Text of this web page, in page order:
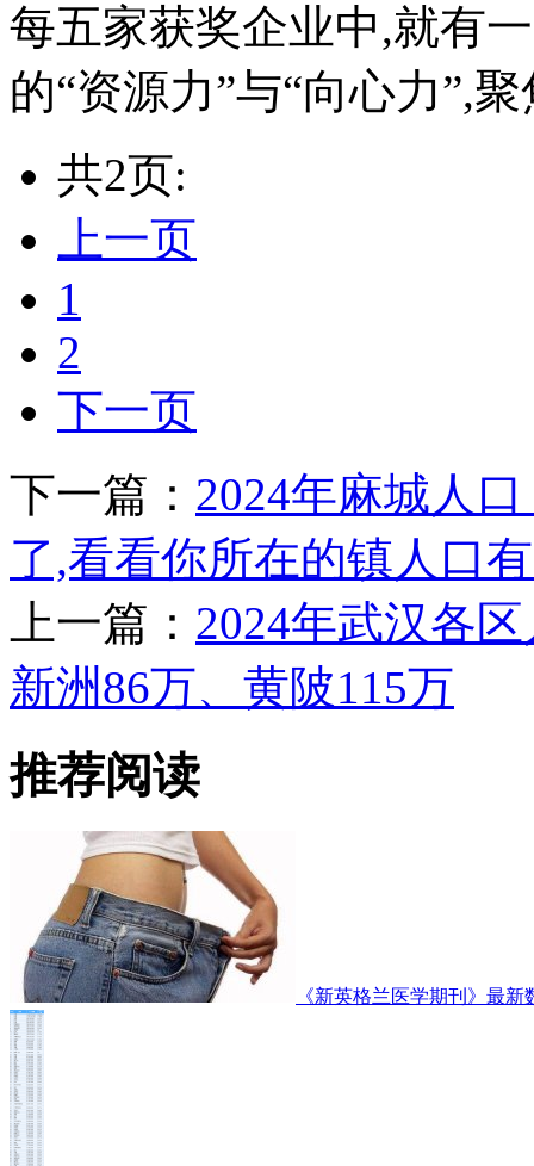
每五家获奖企业中,就有
的“资源力”与“向心力”,
共2页:
上一页
1
2
下一页
下一篇： 2024年麻城人
了,看看你所在的镇人口
上一篇： 2024年武汉各
新洲86万、黄陂115万
推荐阅读
《新英格兰医学期刊》最